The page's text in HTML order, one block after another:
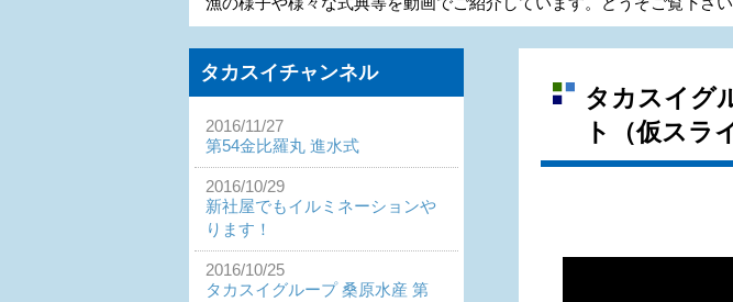
タカスイチャンネル
2016/11/27
第54金比羅丸 進水式
2016/10/29
新社屋でもイルミネーションや
ります！
2016/10/25
タカスイグループ 桑原水産 第
タカスイグ
ト（仮スラ